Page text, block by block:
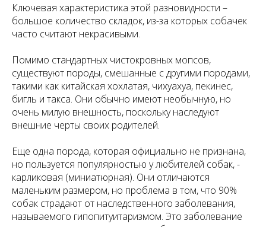
Ключевая характеристика этой разновидности –
большое количество складок, из-за которых собачек
часто считают некрасивыми.
Помимо стандартных чистокровных мопсов,
существуют породы, смешанные с другими породами,
такими как китайская хохлатая, чихуахуа, пекинес,
бигль и такса. Они обычно имеют необычную, но
очень милую внешность, поскольку наследуют
внешние черты своих родителей.
Еще одна порода, которая официально не признана,
но пользуется популярностью у любителей собак, -
карликовая (миниатюрная). Они отличаются
маленьким размером, но проблема в том, что 90%
собак страдают от наследственного заболевания,
называемого гипопитуитаризмом. Это заболевание